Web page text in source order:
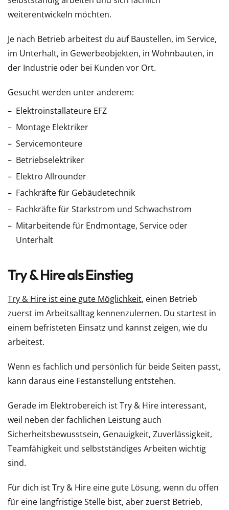
weiterentwickeln möchten.
Je nach Betrieb arbeitest du auf Baustellen, im Service,
im Unterhalt, in Gewerbeobjekten, in Wohnbauten, in
der Industrie oder bei Kunden vor Ort.
Gesucht werden unter anderem:
Elektroinstallateure EFZ
Montage Elektriker
Servicemonteure
Betriebselektriker
Elektro Allrounder
Fachkräfte für Gebäudetechnik
Fachkräfte für Starkstrom und Schwachstrom
Mitarbeitende für Endmontage, Service oder
Unterhalt
Try & Hire als Einstieg
Try & Hire ist eine gute Möglichkeit, einen Betrieb
zuerst im Arbeitsalltag kennenzulernen. Du startest in
einem befristeten Einsatz und kannst zeigen, wie du
arbeitest.
Wenn es fachlich und persönlich für beide Seiten passt,
kann daraus eine Festanstellung entstehen.
Gerade im Elektrobereich ist Try & Hire interessant,
weil neben der fachlichen Leistung auch
Sicherheitsbewusstsein, Genauigkeit, Zuverlässigkeit,
Teamfähigkeit und selbstständiges Arbeiten wichtig
sind.
Für dich ist Try & Hire eine gute Lösung, wenn du offen
für eine langfristige Stelle bist, aber zuerst Betrieb,